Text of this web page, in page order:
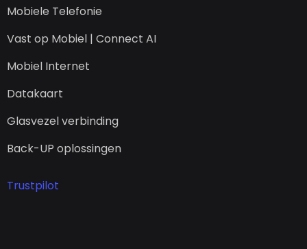
Mobiele Telefonie
Vast op Mobiel | Connect AI
Mobiel Internet
Datakaart
Glasvezel verbinding
Back-UP oplossingen
Trustpilot